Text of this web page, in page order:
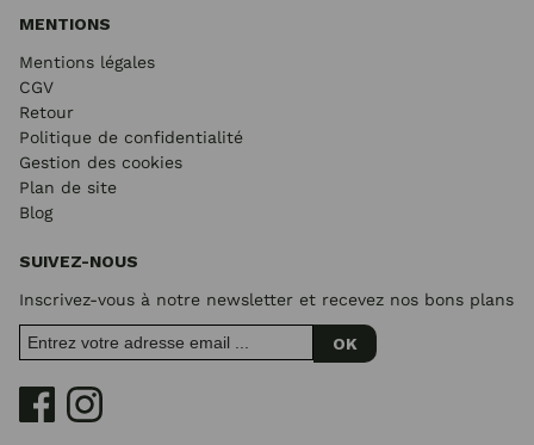
MENTIONS
Mentions légales
CGV
Retour
Politique de confidentialité
Gestion des cookies
Plan de site
Blog
SUIVEZ-NOUS
Inscrivez-vous à notre newsletter et recevez nos bons plans
OK